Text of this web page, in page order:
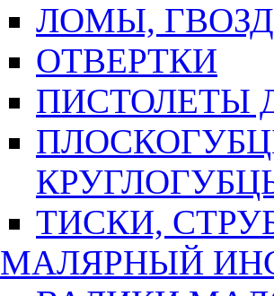
ЛОМЫ,
ОТВЕРТКИ
ПИСТОЛЕТЫ
ТИСКИ,
МАЛЯРНЫЙ